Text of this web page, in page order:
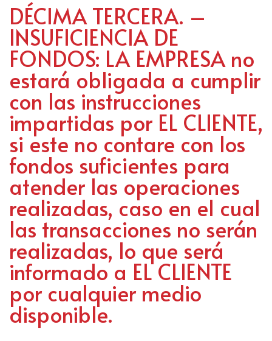
DÉCIMA TERCERA. –
INSUFICIENCIA DE
FONDOS: LA EMPRESA no
estará obligada a cumplir
con las instrucciones
impartidas por EL CLIENTE,
si este no contare con los
fondos suficientes para
atender las operaciones
realizadas, caso en el cual
las transacciones no serán
realizadas, lo que será
informado a EL CLIENTE
por cualquier medio
disponible.